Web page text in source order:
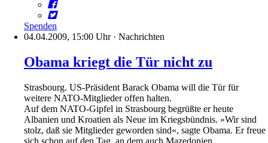
Spenden
04.04.2009, 15:00 Uhr· Nachrichten
Obama kriegt die Tür nicht zu
Strasbourg. US-Präsident Barack Obama will die Tür für
weitere NATO-Mitglieder offen halten.
Auf dem NATO-Gipfel in Strasbourg begrüßte er heute
Albanien und Kroatien als Neue im Kriegsbündnis. »Wir sind
stolz, daß sie Mitglieder geworden sind«, sagte Obama. Er freue
sich schon auf den Tag, an dem auch Mazedonien